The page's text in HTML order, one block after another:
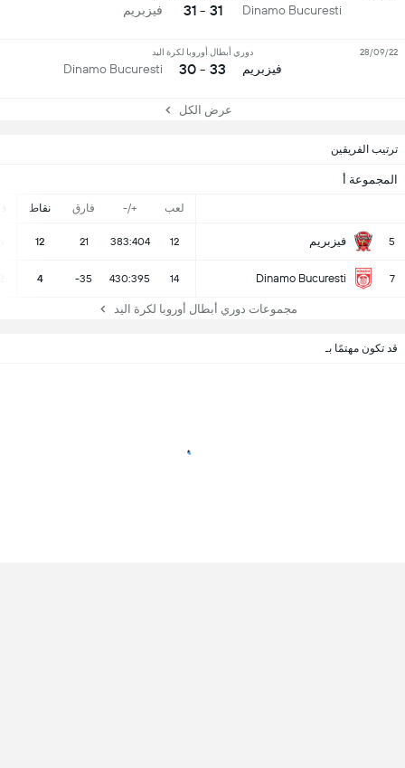
ترتيب الفريقين
المجموعة أ
لعب +/- فارق نقاط
5 فيزبريم 12
383:404
21
12
7
Dinamo Bucuresti
14
430:395
-35
4
مجموعات دوري أبطال أوروبا لكرة اليد
Dinamo Bucuresti
31 - 31 فيزبريم
فيزبريم
دوري أبطال أوروبا لكرة اليد
33 - 30
Dinamo Bucuresti
28/09/22
عرض الكل
قد تكون مهتمًا بـ